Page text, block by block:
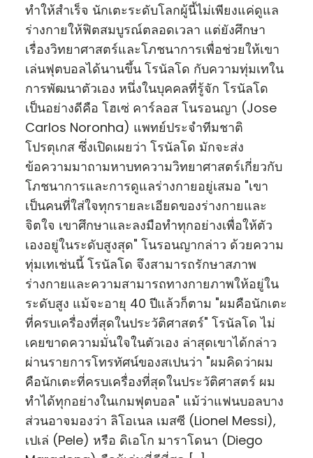
ทำให้สำเร็จ นักเตะระดับโลกผู้นี้ไม่เพียงแค่ดูแล
ร่างกายให้ฟิตสมบูรณ์ตลอดเวลา แต่ยังศึกษา
เรื่องวิทยาศาสตร์และโภชนาการเพื่อช่วยให้เขา
เล่นฟุตบอลได้นานขึ้น โรนัลโด กับความทุ่มเทใน
การพัฒนาตัวเอง หนึ่งในบุคคลที่รู้จัก โรนัลโด
เป็นอย่างดีคือ โฮเซ่ คาร์ลอส โนรอนญา (Jose
Carlos Noronha) แพทย์ประจำทีมชาติ
โปรตุเกส ซึ่งเปิดเผยว่า โรนัลโด มักจะส่ง
ข้อความมาถามหาบทความวิทยาศาสตร์เกี่ยวกับ
โภชนาการและการดูแลร่างกายอยู่เสมอ "เขา
เป็นคนที่ใส่ใจทุกรายละเอียดของร่างกายและ
จิตใจ เขาศึกษาและลงมือทำทุกอย่างเพื่อให้ตัว
เองอยู่ในระดับสูงสุด" โนรอนญากล่าว ด้วยความ
ทุ่มเทเช่นนี้ โรนัลโด จึงสามารถรักษาสภาพ
ร่างกายและความสามารถทางกายภาพให้อยู่ใน
ระดับสูง แม้จะอายุ 40 ปีแล้วก็ตาม "ผมคือนักเตะ
ที่ครบเครื่องที่สุดในประวัติศาสตร์" โรนัลโด ไม่
เคยขาดความมั่นใจในตัวเอง ล่าสุดเขาได้กล่าว
ผ่านรายการโทรทัศน์ของสเปนว่า "ผมคิดว่าผม
คือนักเตะที่ครบเครื่องที่สุดในประวัติศาสตร์ ผม
ทำได้ทุกอย่างในเกมฟุตบอล" แม้ว่าแฟนบอลบาง
ส่วนอาจมองว่า ลิโอเนล เมสซี (Lionel Messi),
เปเล่ (Pele) หรือ ดิเอโก มาราโดนา (Diego